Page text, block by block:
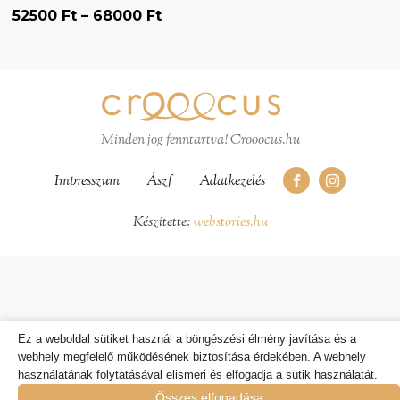
52500 Ft – 68000 FtÁrtartomány:
ki
Minden jog fenntartva! Crooocus.hu
Impresszum
Ászf
Adatkezelés
Készítette:webstories.hu
Ez a weboldal sütiket használ a böngészési élmény javítása és a
webhely megfelelő működésének biztosítása érdekében. A webhely
használatának folytatásával elismeri és elfogadja a sütik használatát.